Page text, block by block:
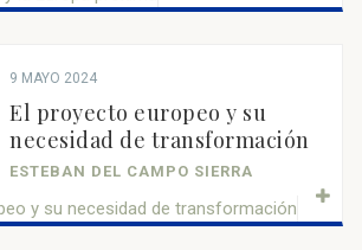
9 MAYO 2024
El proyecto europeo y su
necesidad de transformación
ESTEBAN DEL CAMPO SIERRA